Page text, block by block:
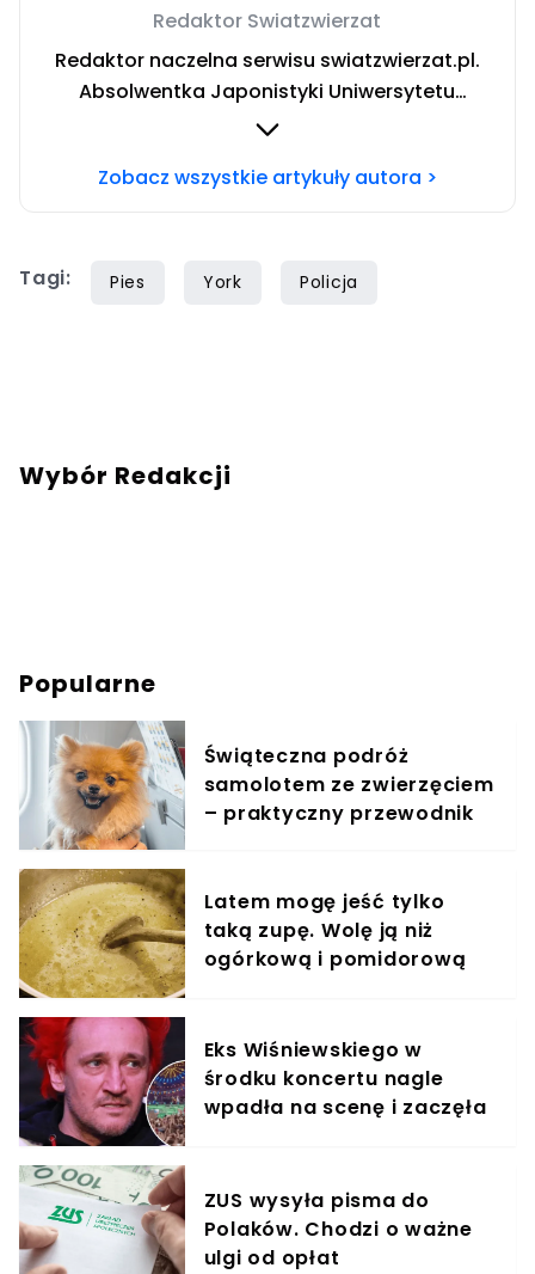
Redaktor Swiatzwierzat
Redaktor naczelna serwisu swiatzwierzat.pl.
Absolwentka Japonistyki Uniwersytetu
Warszawskiego. W trakcie rocznego wyjazdu
relacją człowiek-pies oraz roli domowych
szczęścia w licznych pasjach.
mail: redakcja@swiatzwierzat.pl
Zobacz wszystkie artykuły autora >
Tagi: Pies York Policja
Wybór Redakcji
Popularne
Świąteczna podróż
samolotem ze zwierzęciem
– praktyczny przewodnik
Latem mogę jeść tylko
taką zupę. Wolę ją niż
ogórkową i pomidorową
Eks Wiśniewskiego w
środku koncertu nagle
wpadła na scenę i zaczęła
ZUS wysyła pisma do
Polaków. Chodzi o ważne
ulgi od opłat